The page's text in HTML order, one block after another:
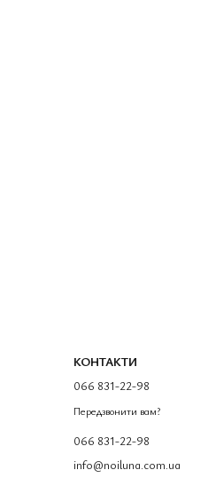
КОНТАКТИ
066 831-22-98
Передзвонити вам?
066 831-22-98
info@noiluna.com.ua